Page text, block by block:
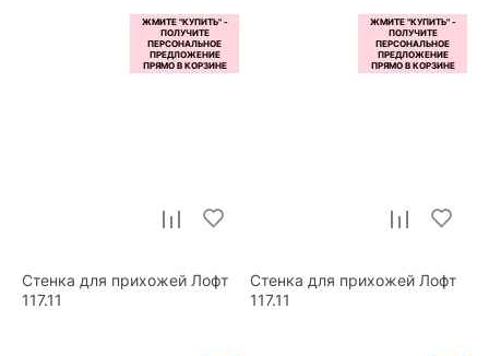
Стенка для прихожей Лофт
117.11
Стенка для прихожей Лофт
117.11